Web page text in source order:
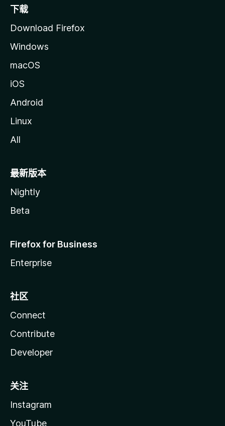
下载
Download Firefox
Windows
macOS
iOS
Android
Linux
All
最新版本
Nightly
Beta
Firefox for Business
Enterprise
社区
Connect
Contribute
Developer
关注
Instagram
YouTube